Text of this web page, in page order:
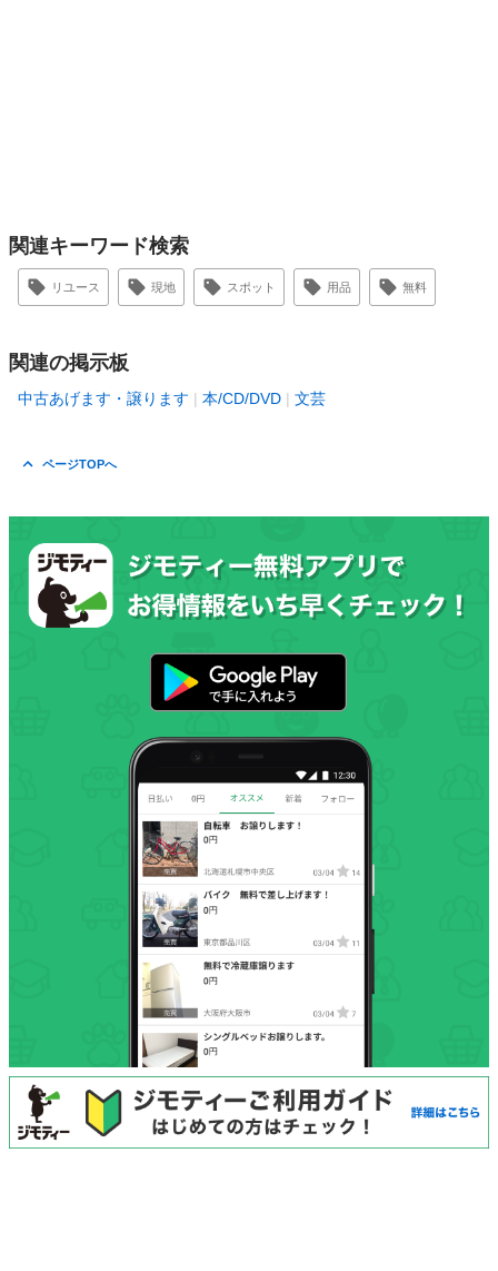
関連キーワード検索
リユース 現地 スポット 用品 無料
関連の掲示板
中古あげます・譲ります 本/CD/DVD 文芸
ページTOPへ